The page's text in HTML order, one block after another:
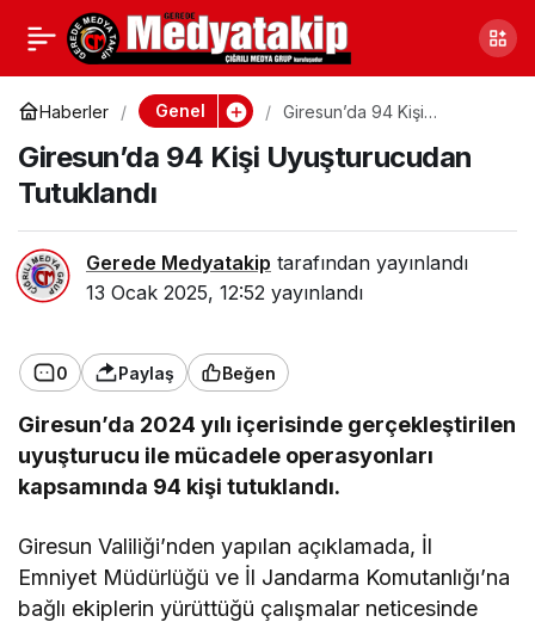
Haberler Genel
Giresun’da 94 Kişi
Giresun’da 94 Kişi Uyuşturucudan
Tutuklandı
Gerede Medyatakip tarafından yayınlandı
13 Ocak 2025, 12:52 yayınlandı
0 Paylaş Beğen
Giresun’da 2024 yılı içerisinde gerçekleştirilen
uyuşturucu ile mücadele operasyonları
kapsamında 94 kişi tutuklandı.
Giresun Valiliği’nden yapılan açıklamada, İl
Emniyet Müdürlüğü ve İl Jandarma Komutanlığı’na
bağlı ekiplerin yürüttüğü çalışmalar neticesinde
Samsun Canik’te Polise
Yakalandılar
Paylaş